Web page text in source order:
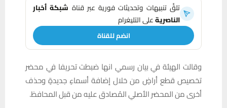
تلقَّ تنبيهات وتحديثات فورية عبر قناة شبكة أخبار
الناصريةعلى التليغرام
انضم للقناة
وقالت الهيئة في بيان رسمي انها ضبطت تحريفا في محضر
تخصيص قطع أراضٍ من خلال إضافة أسماءٍ جديدةٍ وحذف
أخرى من المحضر الأصلي المُصادق عليه من قبل المحافظ.